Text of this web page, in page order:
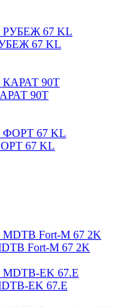
67 KL
90T
67 KL
Fort-M 67 2K
EK 67.E